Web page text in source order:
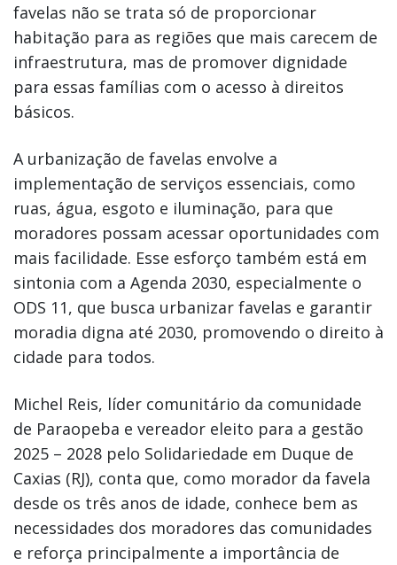
favelas não se trata só de proporcionar
habitação para as regiões que mais carecem de
infraestrutura, mas de promover dignidade
para essas famílias com o acesso à direitos
básicos.
A urbanização de favelas envolve a
implementação de serviços essenciais, como
ruas, água, esgoto e iluminação, para que
moradores possam acessar oportunidades com
mais facilidade. Esse esforço também está em
sintonia com a Agenda 2030, especialmente o
ODS 11, que busca urbanizar favelas e garantir
moradia digna até 2030, promovendo o direito à
cidade para todos.
Michel Reis, líder comunitário da comunidade
de Paraopeba e vereador eleito para a gestão
2025 – 2028 pelo Solidariedade em Duque de
Caxias (RJ), conta que, como morador da favela
desde os três anos de idade, conhece bem as
necessidades dos moradores das comunidades
e reforça principalmente a importância de